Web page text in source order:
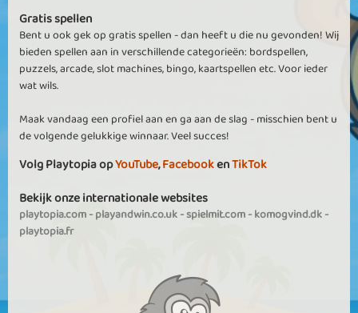
Gratis spellen
Bent u ook gek op gratis spellen - dan heeft u die nu gevonden! Wij
bieden spellen aan in verschillende categorieën: bordspellen,
puzzels, arcade, slot machines, bingo, kaartspellen etc. Voor ieder
wat wils.
Maak vandaag een profiel aan en ga aan de slag - misschien bent u
de volgende gelukkige winnaar. Veel succes!
Volg Playtopia opYouTube,FacebookenTikTok
Bekijk onze internationale websites
playtopia.com-playandwin.co.uk-spielmit.com-komogvind.dk-
playtopia.fr